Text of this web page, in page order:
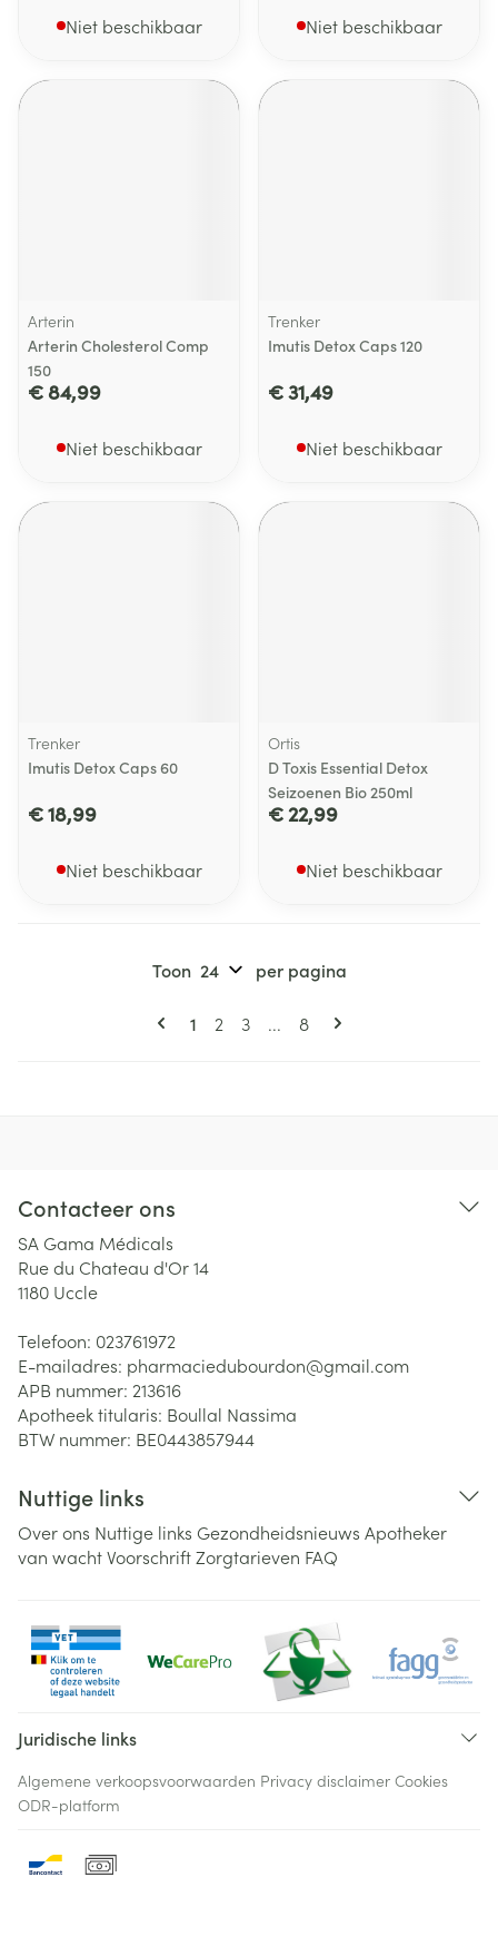
Niet beschikbaar Niet beschikbaar
Arterin
Arterin Cholesterol Comp
150
€ 84,99
Niet beschikbaar
Trenker
Imutis Detox Caps 120
€ 31,49
Niet beschikbaar
Trenker
Imutis Detox Caps 60
€ 18,99
Niet beschikbaar
Ortis
D Toxis Essential Detox
Seizoenen Bio 250ml
€ 22,99
Niet beschikbaar
Pagina's
U lees momenteel pagina
1 Pagina
2 Pagina
3 ... Pagina
8
Toon per pagina
Contacteer ons
SA Gama Médicals
Rue du Chateau d'Or 14
1180 Uccle
Telefoon: 023761972
E-mailadres: pharmaciedubourdon@gmail.com
APB nummer: 213616
Apotheek titularis: Boullal Nassima
BTW nummer: BE0443857944
Nuttige links
Over ons Nuttige links Gezondheidsnieuws Apotheker
van wachtVoorschriftZorgtarieven FAQ
Juridische links
Algemene verkoopsvoorwaarden Privacy disclaimer Cookies
ODR-platform